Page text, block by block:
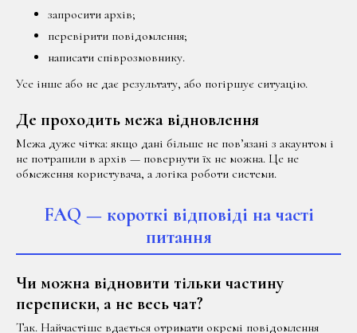
запросити архів;
перевірити повідомлення;
написати співрозмовнику.
Усе інше або не дає результату, або погіршує ситуацію.
Де проходить межа відновлення
Межа дуже чітка: якщо дані більше не пов’язані з акаунтом і
не потрапили в архів — повернути їх не можна. Це не
обмеження користувача, а логіка роботи системи.
FAQ — короткі відповіді на часті
питання
Чи можна відновити тільки частину
переписки, а не весь чат?
Так. Найчастіше вдається отримати окремі повідомлення